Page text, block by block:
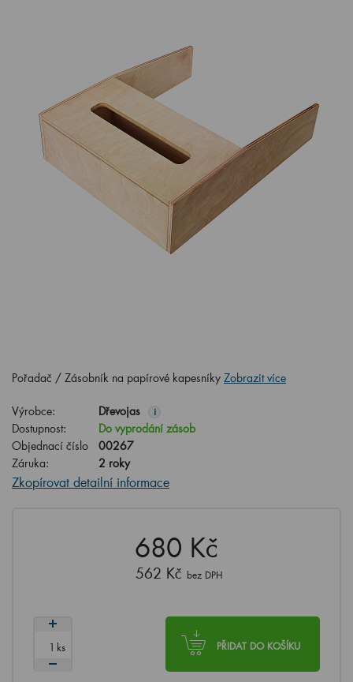
Pořadač / Zásobník na papírové kapesníky Zobrazit více
Výrobce: Dřevojas i
Dostupnost:
Do vyprodání zásob
Objednací číslo
00267
Záruka:
2 roky
Zkopírovat detailní informace
680 Kč
562 Kč bez DPH
PŘIDAT DO KOŠÍKU
ks